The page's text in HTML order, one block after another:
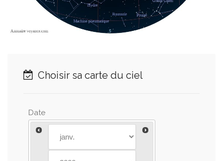
Choisir sa carte du ciel
Date